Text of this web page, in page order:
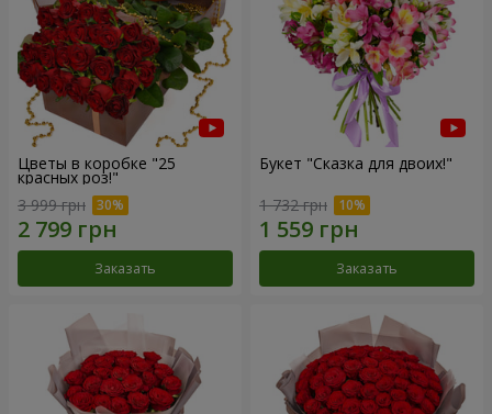
Цветы в коробке "25
красных роз!"
3 999 грн
Заказать
Букет "Сказка для двоих!"
1 732 грн
Заказать